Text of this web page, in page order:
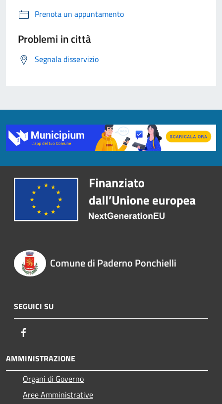
Prenota un appuntamento
Problemi in città
Segnala disservizio
Comune di Paderno Ponchielli
SEGUICI SU
AMMINISTRAZIONE
Organi di Governo
Aree Amministrative